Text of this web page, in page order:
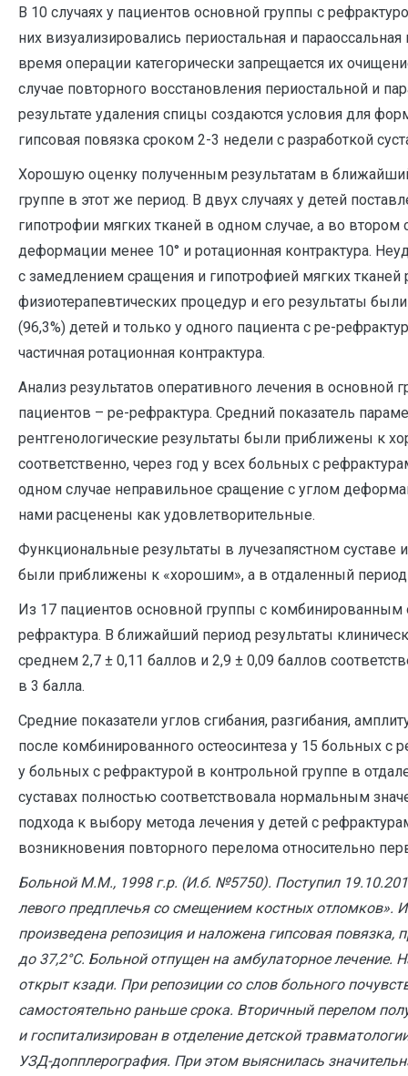
В 10 случаях у пациентов основной группы с
них визуализировались периостальная и
время операции категорически запрещается их
случае повторного восстановления периостальной и
результате удаления спицы создаются условия для
гипсовая повязка сроком 2-3 недели с разработкой
Хорошую оценку полученным результатам в
группе в этот же период. В двух случаях у детей
гипотрофии мягких тканей в одном случае, а во
деформации менее 10° и ротационная контрактура.
с замедлением сращения и гипотрофией мягких
физиотерапевтических процедур и его результаты
(96,3%) детей и только у одного пациента с ре-
частичная ротационная контрактура.
Анализ результатов оперативного лечения в
пациентов – ре-рефрактура. Средний показатель
рентгенологические результаты были приближены к
соответственно, через год у всех больных с
одном случае неправильное сращение с углом
нами расценены как удовлетворительные.
Функциональные результаты в лучезапястном
были приближены к «хорошим», а в отдаленный
Из 17 пациентов основной группы с комбинированным
рефрактура. В ближайший период результаты
среднем 2,7 ± 0,11 баллов и 2,9 ± 0,09 баллов
в 3 балла.
Средние показатели углов сгибания, разгибания,
после комбинированного остеосинтеза у 15 больных
у больных с рефрактурой в контрольной группе в
суставах полностью соответствовала нормальным
подхода к выбору метода лечения у детей с
возникновения повторного перелома относительно
Больной М.М., 1998 г.р. (И.б. №5750). Поступил
левого предплечья со смещением костных
произведена репозиция и наложена гипсовая повязка,
до 37,2°C. Больной отпущен на амбулаторное лечение.
открыт кзади. При репозиции со слов больного
самостоятельно раньше срока. Вторичный перелом
и госпитализирован в отделение детской
УЗД-допплерография. При этом выяснилась